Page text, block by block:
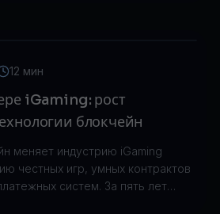
12 мин
iGaming: рост
блокчейн
меняет индустрию iGaming
честных игр, умных контрактов
систем. За пять лет